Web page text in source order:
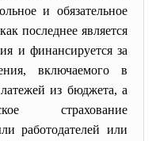
и обязательное
последнее является
и финансируется за
включаемого в
из бюджета, а
страхование
работодателей или